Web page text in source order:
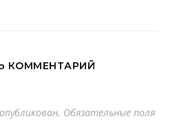
КОММЕНТАРИЙ
Обязательные поля